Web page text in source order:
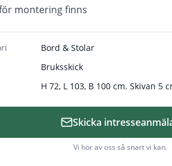
montering finns
Bord & Stolar
Bruksskick
H 72, L 103, B 100 cm. Skivan 5
Skicka
Vi hör av oss så snart vi kan.